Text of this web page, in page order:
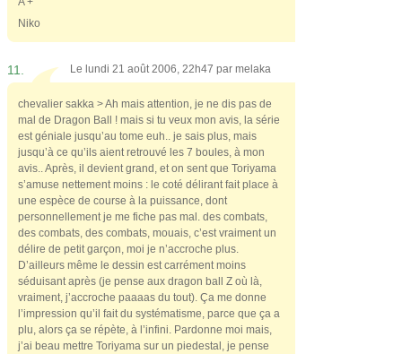
Niko
11. Le lundi 21 août 2006, 22h47 par melaka
chevalier sakka > Ah mais attention, je ne dis pas de
mal de Dragon Ball ! mais si tu veux mon avis, la série
est géniale jusqu’au tome euh.. je sais plus, mais
jusqu’à ce qu’ils aient retrouvé les 7 boules, à mon
avis.. Après, il devient grand, et on sent que Toriyama
s’amuse nettement moins : le coté délirant fait place à
une espèce de course à la puissance, dont
personnellement je me fiche pas mal. des combats,
des combats, des combats, mouais, c’est vraiment un
délire de petit garçon, moi je n’accroche plus.
D’ailleurs même le dessin est carrément moins
séduisant après (je pense aux dragon ball Z où là,
vraiment, j’accroche paaaas du tout). Ça me donne
l’impression qu’il fait du systématisme, parce que ça a
plu, alors ça se répète, à l’infini. Pardonne moi mais,
j’ai beau mettre Toriyama sur un piedestal, je pense